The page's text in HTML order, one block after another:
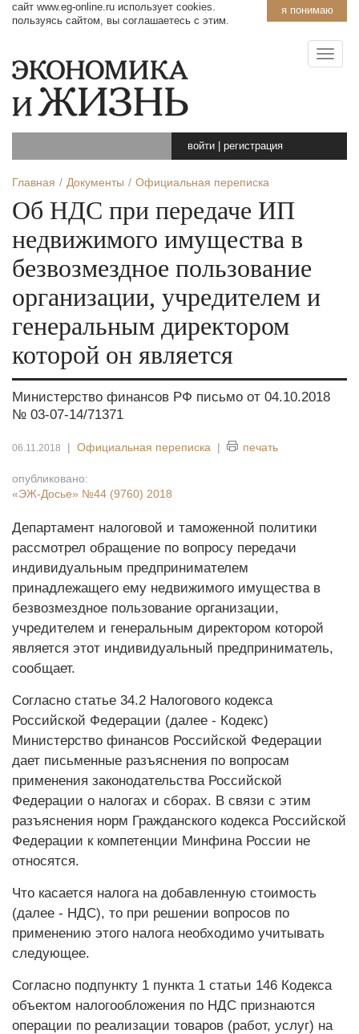
я понимаю
сайт www.eg-online.ru использует cookies.
пользуясь сайтом, вы соглашаетесь с этим.
войти регистрация
Главная Документы Официальная переписка
Об НДС при передаче ИП
недвижимого имущества в
безвозмездное пользование
организации, учредителем и
генеральным директором
которой он является
Министерство финансов РФ письмо от 04.10.2018
№ 03-07-14/71371
06.11.2018 | Официальная переписка | печать
опубликовано:
«ЭЖ-Досье» №44 (9760) 2018
Департамент налоговой и таможенной политики
рассмотрел обращение по вопросу передачи
индивидуальным предпринимателем
принадлежащего ему недвижимого имущества в
безвозмездное пользование организации,
учредителем и генеральным директором которой
является этот индивидуальный предприниматель,
сообщает.
Согласно статье 34.2 Налогового кодекса
Российской Федерации (далее - Кодекс)
Министерство финансов Российской Федерации
дает письменные разъяснения по вопросам
применения законодательства Российской
Федерации о налогах и сборах. В связи с этим
разъяснения норм Гражданского кодекса Российской
Федерации к компетенции Минфина России не
относятся.
Что касается налога на добавленную стоимость
(далее - НДС), то при решении вопросов по
применению этого налога необходимо учитывать
следующее.
Согласно подпункту 1 пункта 1 статьи 146 Кодекса
объектом налогообложения по НДС признаются
операции по реализации товаров (работ, услуг) на